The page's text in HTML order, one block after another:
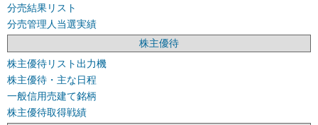
分売結果リスト
分売管理人当選実績
株主優待
株主優待リスト出力機
株主優待・主な日程
一般信用売建て銘柄
株主優待取得戦績